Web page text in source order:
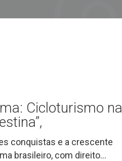
Cicloturismo na
conquistas e a crescente
brasileiro, com direito…